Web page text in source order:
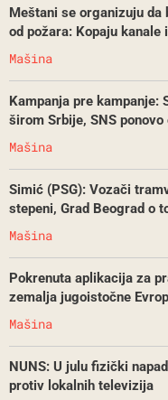
Meštani se organizuju
od požara: Kopaju
Mašina
Kampanja pre kampanje:
širom Srbije, SNS
Mašina
Simić (PSG): Vozači
stepeni, Grad Beograd o
Mašina
Pokrenuta aplikacija za
zemalja jugoistočne
Mašina
NUNS: U julu fizički
protiv lokalnih televizija